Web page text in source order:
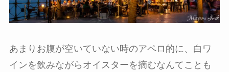
あまりお腹が空いていない時のアペロ的に、白ワ
インを飲みながらオイスターを摘むなんてことも